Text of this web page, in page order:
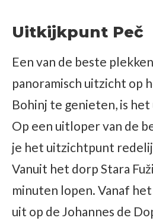
Uitkijkpunt Peč
Een van de beste
panoramisch uitzicht op
Bohinj te genieten, is
Op een uitloper van de
je het uitzichtpunt
Vanuit het dorp Stara
minuten lopen. Vanaf
uit op de Johannes de